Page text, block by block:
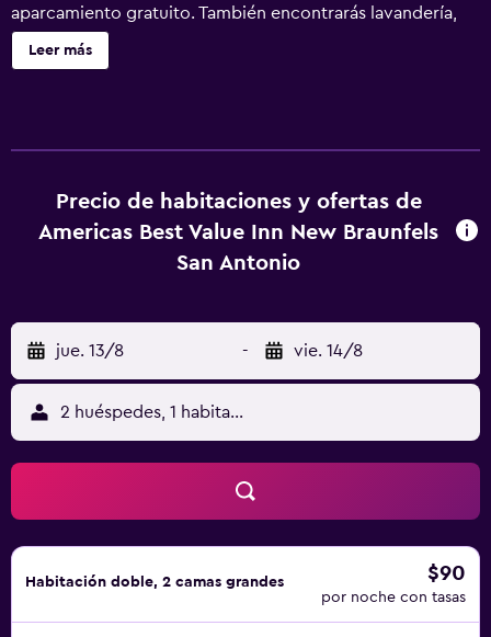
aparcamiento gratuito. También encontrarás lavandería,
servicio de recepción 24 horas y check-out exprés. Se
incluye un único servicio de limpieza durante la estancia.
utilizar los siguientes servicios disponibles en las
habitaciones: frigorífico y microondas. Los baños están
equipados con ducha y bañera combinadas y artículos de
personas de negocios incluyen escritorio y teléfono; se
ofrecen llamadas locales gratuitas (pueden existir
restricciones). Es posible solicitar cambio de toallas y
cambio de sábanas. Se ofrece servicio de limpieza una vez
por estancia. Los servicios de ocio y esparcimiento en
este motel incluyen una piscina al aire libre. No se permite
la entrada a la piscina y al hidromasaje de niños menores
de 16 años sin la supervisión de un adulto.
Leer más
Precio de habitaciones y ofertas de
Americas Best Value Inn New Braunfels
San Antonio
jue. 13/8 - vie. 14/8
2 huéspedes, 1 habitación
Habitación doble, 2 camas grandes $90
por noche con tasas